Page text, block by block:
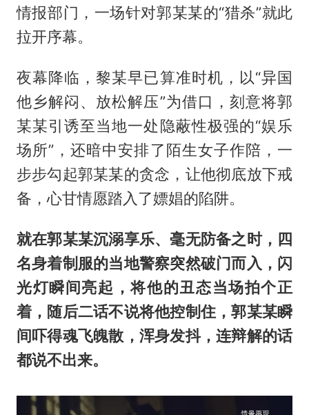
情报部门，一场针对郭某某的“猎杀”就此
拉开序幕。
夜幕降临，黎某早已算准时机，以“异国
他乡解闷、放松解压”为借口，刻意将郭
某某引诱至当地一处隐蔽性极强的“娱乐
场所”，还暗中安排了陌生女子作陪，一
步步勾起郭某某的贪念，让他彻底放下戒
备，心甘情愿踏入了嫖娼的陷阱。
就在郭某某沉溺享乐、毫无防备之时，四
名身着制服的当地警察突然破门而入，闪
光灯瞬间亮起，将他的丑态当场拍个正
着，随后二话不说将他控制住，郭某某瞬
间吓得魂飞魄散，浑身发抖，连辩解的话
都说不出来。